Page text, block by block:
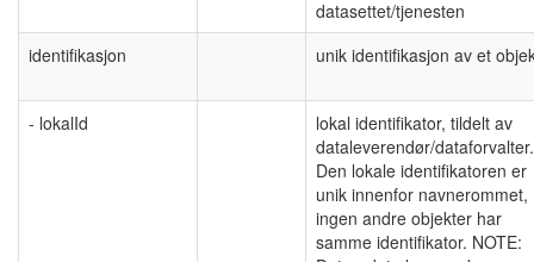
datasettet/tjenesten
identifikasjon
unik identifikasjon av et
- lokalId
lokal identifikator, tildelt av
dataleverendør/dataforvalter.
Den lokale identifikatoren er
unik innenfor navnerommet,
ingen andre objekter har
samme identifikator. NOTE: